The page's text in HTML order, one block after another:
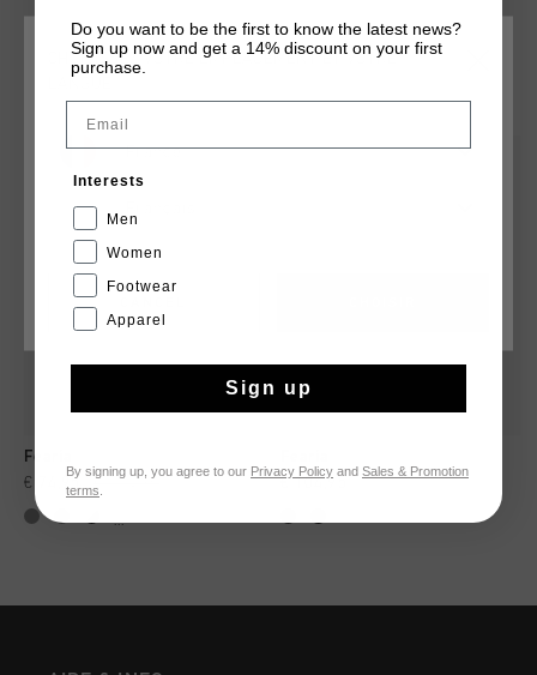
Fearia
€ 74,95 € 104,95
...
€ 104,95
CHOISISSEZ VOTRE EMPLACEMENT ET VOTRE
France
Do you want to be the first to know the latest news?
Sign up now and get a 14% discount on your first
purchase.
Interests
Men
Women
Footwear
Apparel
Sign up
By signing up, you agree to our Privacy Policy and Sales & Promotion
terms